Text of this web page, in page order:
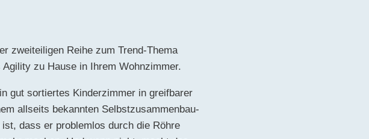
zweiteiligen Reihe zum Trend-Thema
zu Hause in Ihrem Wohnzimmer.
gut sortiertes Kinderzimmer in greifbarer
allseits bekannten Selbstzusammenbau-
dass er problemlos durch die Röhre